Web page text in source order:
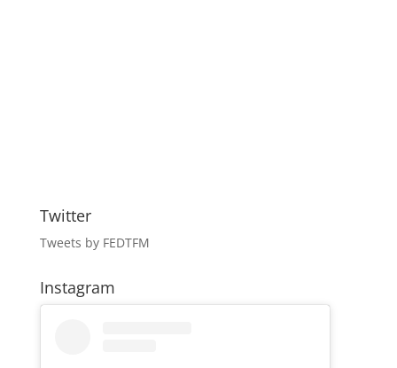
Twitter
Tweets by FEDTFM
Instagram